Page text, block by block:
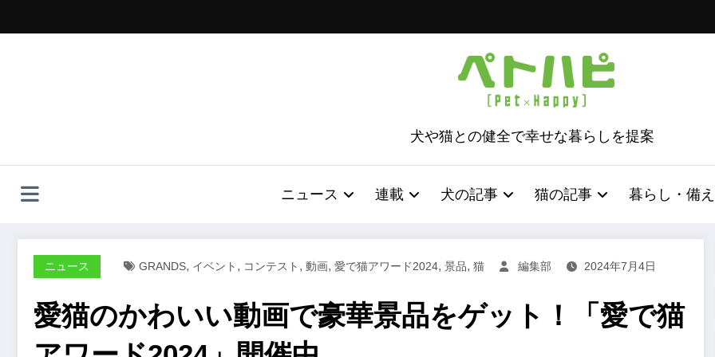
ッ
犬や猫との健全で幸せな暮らしを提案
ニュース 連載 犬の記事 猫の記事 暮らし・備え
ニュース GRANDS, イベント , コンテスト , 動画, 愛で猫アワード2024, 景品, 猫 編集部 2024年7月4日
愛猫のかわいい動画で豪華景品をゲット！「愛で猫